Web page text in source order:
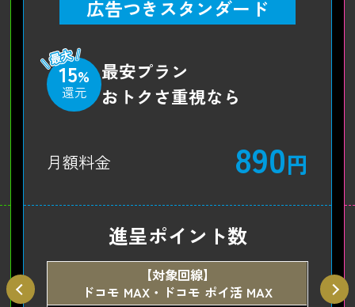
広告つきスタンダード
15%
還元
最安プラン
おトクさ重視なら
月額料金 890円
進呈ポイント数
【対象回線】
ドコモ MAX・ドコモ ポイ活 MAX